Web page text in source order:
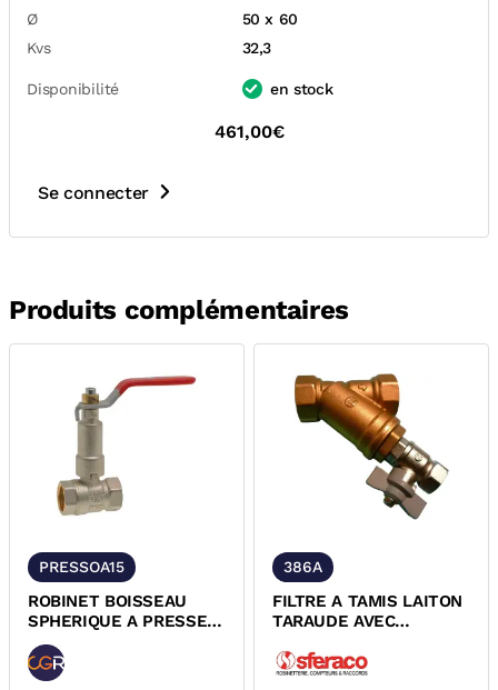
Ø
50 x 60
Kvs
32,3
Disponibilité en stock
461,00€
Se connecter
Produits complémentaires
PRESSOA15
ROBINET BOISSEAU
SPHERIQUE A PRESSE
ETOUPE ACS FF A
ALLONGE ET...
386A
FILTRE A TAMIS LAITON
TARAUDE AVEC
ACS